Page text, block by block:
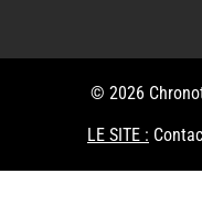
© 2026
LE SITE :